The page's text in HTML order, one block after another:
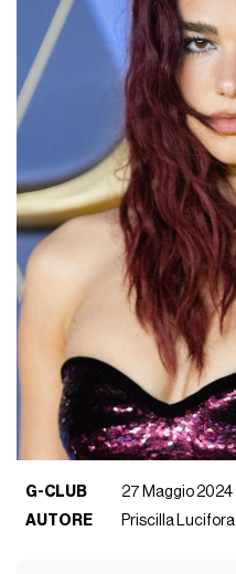
G-CLUB
27 Maggio 2024
AUTORE
Priscilla Lucifora